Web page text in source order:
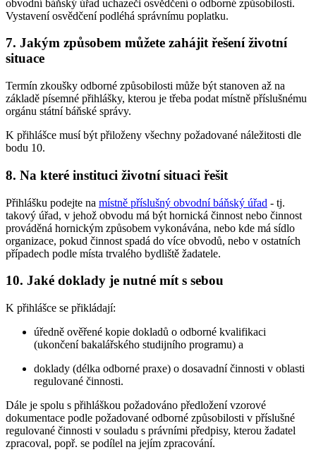
obvodní báňský úřad uchazeči osvědčení o odborné způsobilosti.
Vystavení osvědčení podléhá správnímu poplatku.
7. Jakým způsobem můžete zahájit řešení životní
situace
Termín zkoušky odborné způsobilosti může být stanoven až na
základě písemné přihlášky, kterou je třeba podat místně příslušnému
orgánu státní báňské správy.
K přihlášce musí být přiloženy všechny požadované náležitosti dle
bodu 10.
8. Na které instituci životní situaci řešit
Přihlášku podejte na místně příslušný obvodní báňský úřad - tj.
takový úřad, v jehož obvodu má být hornická činnost nebo činnost
prováděná hornickým způsobem vykonávána, nebo kde má sídlo
organizace, pokud činnost spadá do více obvodů, nebo v ostatních
případech podle místa trvalého bydliště žadatele.
10. Jaké doklady je nutné mít s sebou
K přihlášce se přikládají:
úředně ověřené kopie dokladů o odborné kvalifikaci
(ukončení bakalářského studijního programu) a
doklady (délka odborné praxe) o dosavadní činnosti v oblasti
regulované činnosti.
Dále je spolu s přihláškou požadováno předložení vzorové
dokumentace podle požadované odborné způsobilosti v příslušné
regulované činnosti v souladu s právními předpisy, kterou žadatel
zpracoval, popř. se podílel na jejím zpracování.